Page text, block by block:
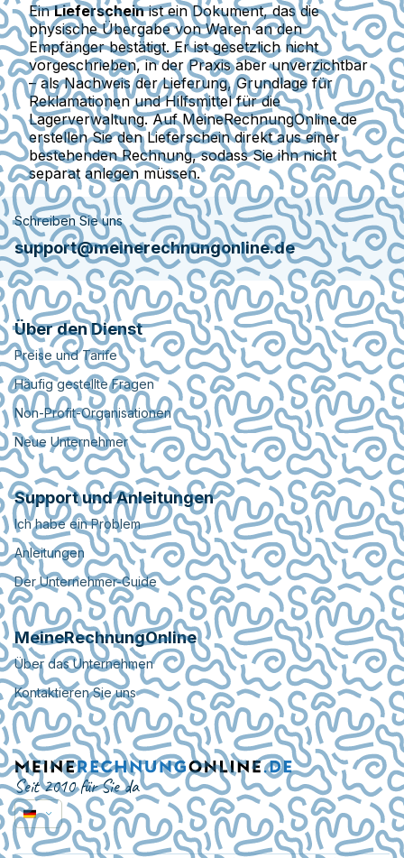
EinLieferscheinist ein Dokument, das die
physische Übergabe von Waren an den
Empfänger bestätigt. Er ist gesetzlich nicht
vorgeschrieben, in der Praxis aber unverzichtbar
– als Nachweis der Lieferung, Grundlage für
Reklamationen und Hilfsmittel für die
Lagerverwaltung. AufMeineRechnungOnline.de
erstellen Sie den Lieferschein direkt aus einer
bestehenden Rechnung, sodass Sie ihn nicht
separat anlegen müssen.
Schreiben Sie uns
support@meinerechnungonline.de
Über den Dienst
Preise und Tarife
Häufig gestellte Fragen
Non-Profit-Organisationen
Neue Unternehmer
Support und Anleitungen
Ich habe ein Problem
Anleitungen
Der Unternehmer-Guide
MeineRechnungOnline
Über das Unternehmen
Kontaktieren Sie uns
Seit 2010 für Sie da